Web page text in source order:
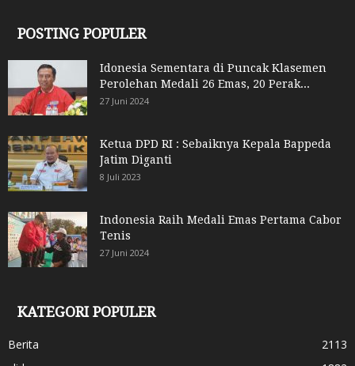
POSTING POPULER
Idonesia Sementara di Puncak Klasemen
Perolehan Medali 26 Emas, 20 Perak...
27 Juni 2024
Ketua DPD RI : Sebaiknya Kepala Bappeda
Jatim Diganti
8 Juli 2023
Indonesia Raih Medali Emas Pertama Cabor
Tenis
27 Juni 2024
KATEGORI POPULER
Berita
2113